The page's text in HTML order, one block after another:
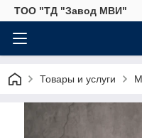
ТОО "ТД "Завод МВИ"
Товары и услуги